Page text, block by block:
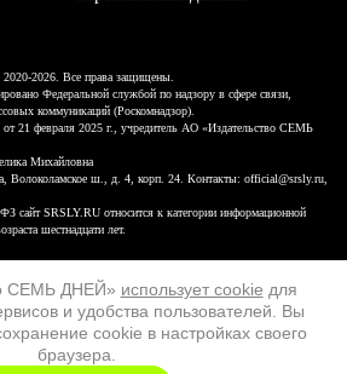
СЕМЬ ДНЕЙ» использует cookie для
и удобства пользователей. Вы
cookie в настройках своего
браузера.
2026. Все права защищены.
Федеральной службой по надзору в сфере связи,
коммуникаций (Роскомнадзор).
21 февраля 2025 г., учредитель АО «Издательство СЕМЬ
Михайловна
Волоколамское ш., д. 4, корп. 24. Контакты: official@srsly.ru,
сайт SRSLY.RU относится к категории информационной
шестнадцати лет.